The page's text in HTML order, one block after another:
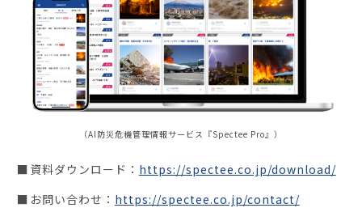
（AI防災危機管理情報サービス『Spectee Pro』）
資料ダウンロード： https://spectee.co.jp/download/
お問い合わせ： https://spectee.co.jp/contact/